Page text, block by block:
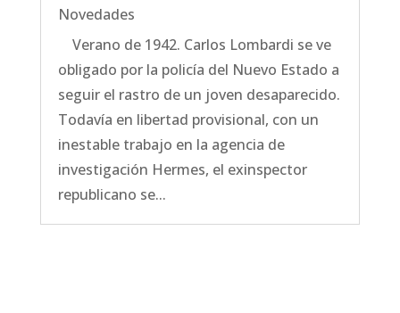
Novedades
Verano de 1942. Carlos Lombardi se ve
obligado por la policía del Nuevo Estado a
seguir el rastro de un joven desaparecido.
Todavía en libertad provisional, con un
inestable trabajo en la agencia de
investigación Hermes, el exinspector
republicano se...